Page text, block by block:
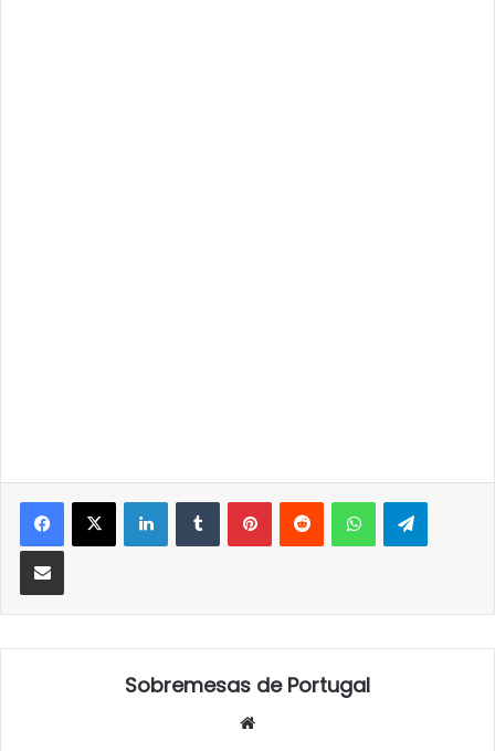
LinkedInTumblrPinterestReddit WhatsApp
Partilhar Via Email
Sobremesas de Portugal